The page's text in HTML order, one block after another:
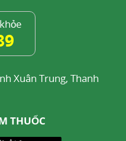
Xuân Trung, Thanh
THUỐC